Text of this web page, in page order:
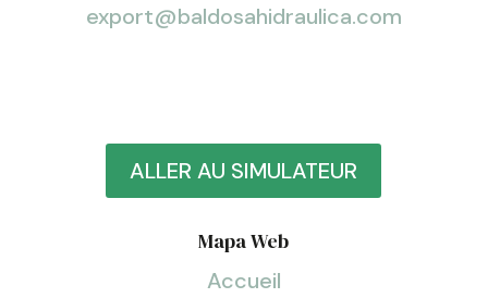
export@baldosahidraulica.com
ALLER AU SIMULATEUR
Mapa Web
Accueil